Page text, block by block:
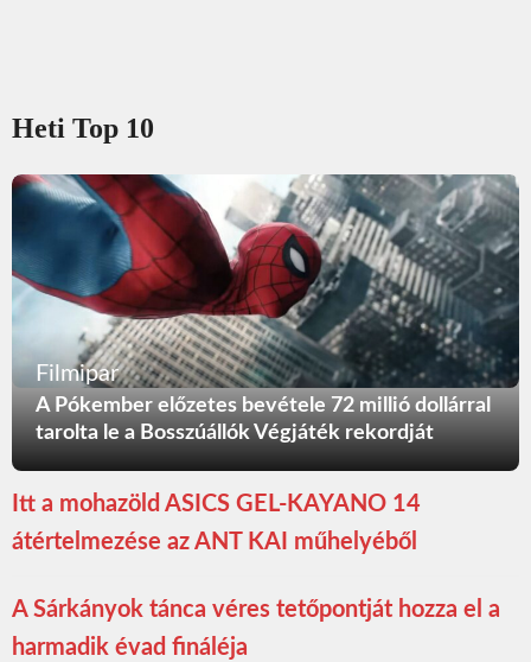
Heti Top 10
Filmipar
A Pókember előzetes bevétele 72 millió dollárral
tarolta le a Bosszúállók Végjáték rekordját
Itt a mohazöld ASICS GEL-KAYANO 14
átértelmezése az ANT KAI műhelyéből
A Sárkányok tánca véres tetőpontját hozza el a
harmadik évad fináléja